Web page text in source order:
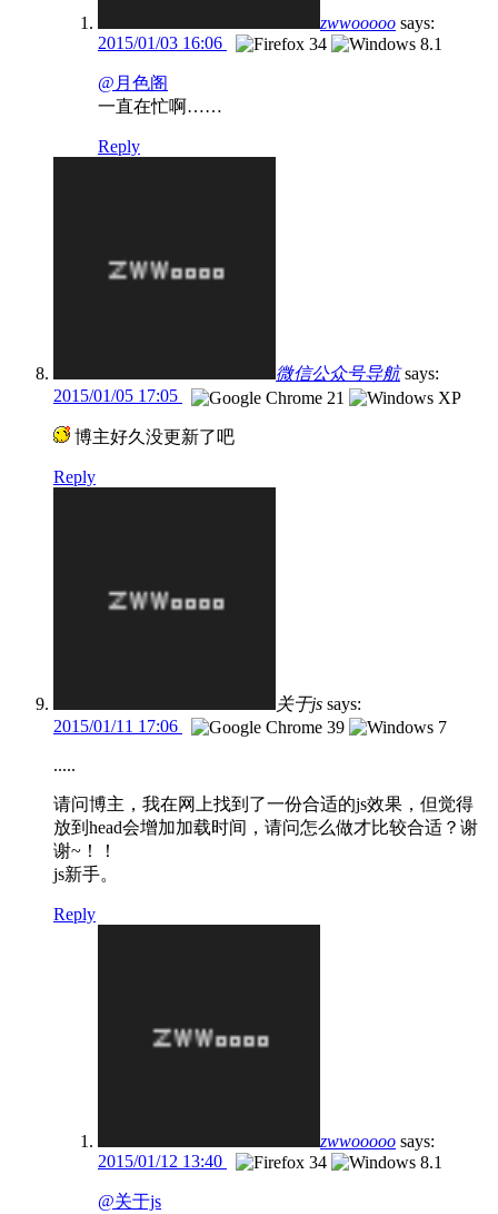
zwwooooo says:
2015/01/03 16:06
@月色阁
一直在忙啊……
Reply
微信公众号导航 says:
2015/01/05 17:05
博主好久没更新了吧
Reply
关于js says:
2015/01/11 17:06
.....
请问博主，我在网上找到了一份合适的js效果，但觉得
放到head会增加加载时间，请问怎么做才比较合适？谢
谢~！！
js新手。
Reply
zwwooooo says:
2015/01/12 13:40
@关于js